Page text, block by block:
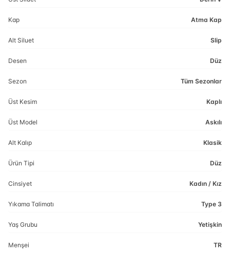
Kap Atma Kap
Alt Siluet Slip
Desen Düz
Sezon Tüm Sezonlar
Üst Kesim Kaplı
Üst Model Askılı
Alt Kalıp Klasik
Ürün Tipi Düz
Cinsiyet Kadın / Kız
Yıkama Talimatı Type 3
Yaş Grubu Yetişkin
Menşei TR